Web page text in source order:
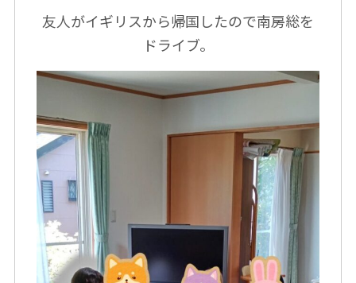
友人がイギリスから帰国したので南房総を
ドライブ。